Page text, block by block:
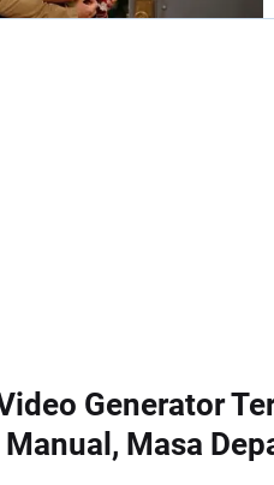
Generator
Masa